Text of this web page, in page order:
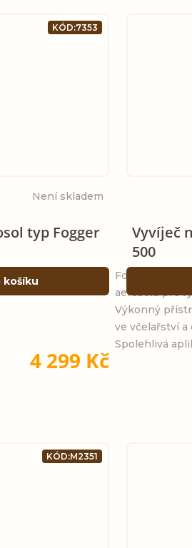
typ Fogger
Není skladem
4 299 Kč
košíku
Fogger 1000 –
aerosolu pro
Výkonný
ve včelařství a
Spolehlivá
KÓD:7353
Vyvíječ
500
KÓD:M2351